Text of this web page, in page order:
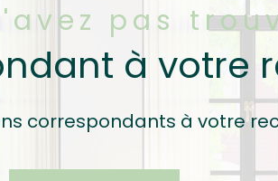
pas
à votre
correspondants à votre